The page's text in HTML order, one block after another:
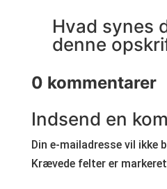
Hvad synes
denne
0 kommentarer
Indsend en
Din e-mailadresse vil ikke
Krævede felter er